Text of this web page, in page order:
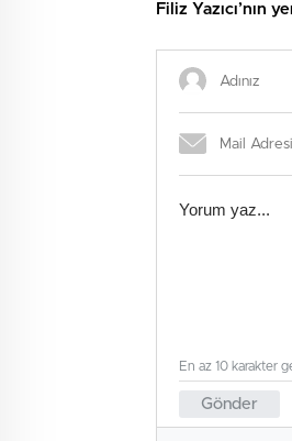
Filiz Yazıcı’nın
Gönder
En az 10 karakter